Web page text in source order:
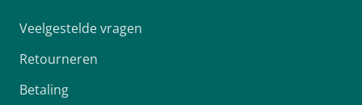
Veelgestelde vragen
Retourneren
Betaling